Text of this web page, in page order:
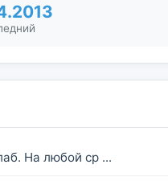
На любой ср ...